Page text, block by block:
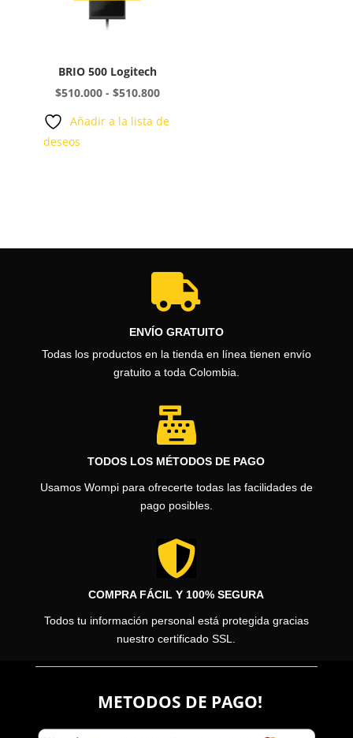
BRIO 500 Logitech
$510.000 - $510.800Rango
Añadir a la lista de
deseos

ENVÍO GRATUITO
Todas los productos en la tienda en línea tienen envío
gratuito a toda Colombia.

TODOS LOS MÉTODOS DE PAGO
Usamos Wompi para ofrecerte todas las facilidades de
pago posibles.

COMPRA FÁCIL Y 100% SEGURA
Todos tu información personal está protegida gracias
nuestro certificado SSL.
METODOS DE PAGO!